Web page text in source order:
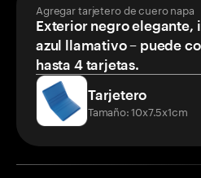
Agregar tarjetero de cuero napa
Exterior negro elegante,
azul llamativo – puede
hasta 4 tarjetas.
Tarjetero
Tamaño: 10x7.5x1cm